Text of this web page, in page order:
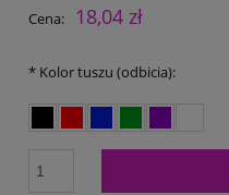
Cena: 18,04 zł
* Kolor tuszu (odbicia):